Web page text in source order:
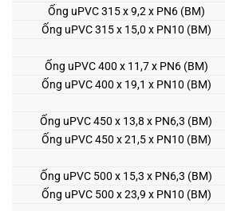
Ống uPVC 315 x 9,2 x PN6 (BM)
Ống uPVC 315 x 15,0 x PN10 (BM)
Ống uPVC 400 x 11,7 x PN6 (BM)
Ống uPVC 400 x 19,1 x PN10 (BM)
Ống uPVC 450 x 13,8 x PN6,3 (BM)
Ống uPVC 450 x 21,5 x PN10 (BM)
Ống uPVC 500 x 15,3 x PN6,3 (BM)
Ống uPVC 500 x 23,9 x PN10 (BM)